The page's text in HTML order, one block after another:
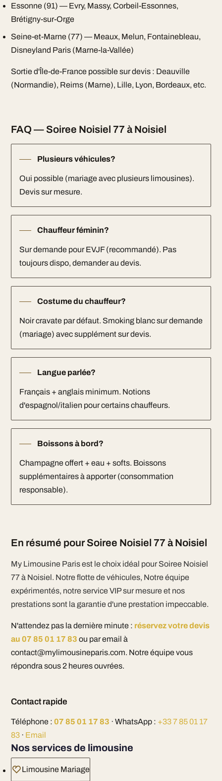
Essonne (91) — Evry, Massy, Corbeil-Essonnes,
Brétigny-sur-Orge
Seine-et-Marne (77) — Meaux, Melun, Fontainebleau,
Disneyland Paris (Marne-la-Vallée)
Sortie d'Île-de-France possible sur devis : Deauville
(Normandie), Reims (Marne), Lille, Lyon, Bordeaux, etc.
FAQ — Soiree Noisiel 77 à Noisiel
Plusieurs véhicules?
Oui possible (mariage avec plusieurs limousines).
Devis sur mesure.
Chauffeur féminin?
Sur demande pour EVJF (recommandé). Pas
toujours dispo, demander au devis.
Costume du chauffeur?
Noir cravate par défaut. Smoking blanc sur demande
(mariage) avec supplément sur devis.
Langue parlée?
Français + anglais minimum. Notions
d'espagnol/italien pour certains chauffeurs.
Boissons à bord?
Champagne offert + eau + softs. Boissons
supplémentaires à apporter (consommation
responsable).
En résumé pour Soiree Noisiel 77 à Noisiel
My Limousine Paris est le choix idéal pour Soiree Noisiel
77 à Noisiel. Notre flotte de véhicules, Notre équipe
expérimentés, notre service VIP sur mesure et nos
prestations sont la garantie d'une prestation impeccable.
N'attendez pas la dernière minute : réservez votre devis
au 07 85 01 17 83 ou par email à
contact@mylimousineparis.com. Notre équipe vous
répondra sous 2 heures ouvrées.
Contact rapide
Téléphone : 07 85 01 17 83 · WhatsApp : +33 7 85 01 17
83· Email
Nos services de limousine
Limousine Mariage